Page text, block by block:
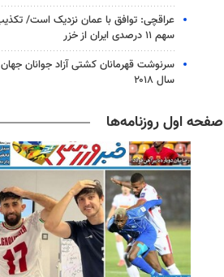
عراقچی: توافق با عمان نزدیک است/
سهم ۱۱ درصدی ایران از خزر
سرنوشت قهرمانان کشتی آزاد جوانان
سال ۲۰۱۸
صفحه اول روزنامه‌ها